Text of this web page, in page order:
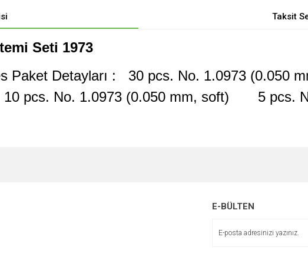
Taksit
Seti 1973
Paket Detayları : 30 pcs. No. 1.0973 (0.050
pcs. No. 1.0973 (0.050 mm, soft) 5 pcs.
E-BÜLTEN